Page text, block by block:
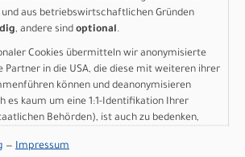
K1227 Booster, 24x1, 75´´, 30TPI
48/28.6/44/30, semi int.
Alloy 50mm, +10°, 25.4 clamp
Kids100/80
III incl. Seatpost 27, 2mm
aus betriebswirtschaftlichen Gründen
, andere sind optional.
Cookies übermitteln wir anonymisierte
Partner in die USA, die diese mit weiteren ihrer
können und deanonymisieren
es kaum um eine 1:1-Identifikation Ihrer
Behörden), ist auch zu bedenken,
Europäischen Union.
— Impressum